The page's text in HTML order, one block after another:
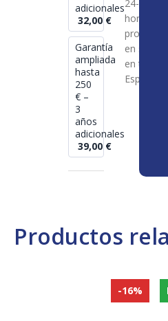
Productos
-16%
adicionales
32,00 €
Garantía
ampliada
hasta
250
€ –
3
años
adicionales
39,00 €
24-72
horas en
productos
en stock
en toda
España